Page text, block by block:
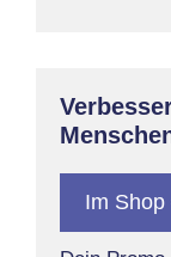
Im Shop